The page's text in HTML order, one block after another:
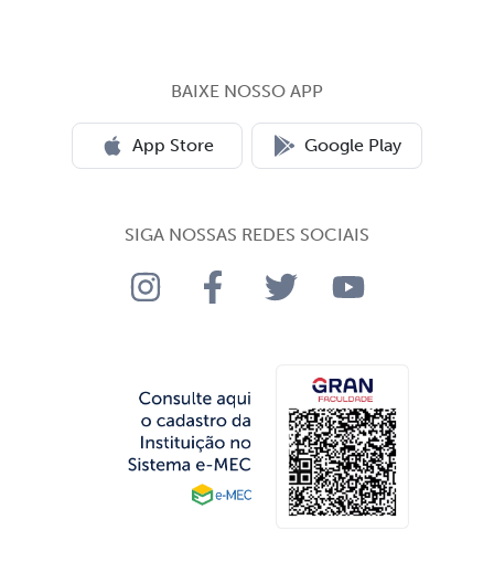
BAIXE NOSSO APP
App Store Google Play
SIGA NOSSAS REDES SOCIAIS